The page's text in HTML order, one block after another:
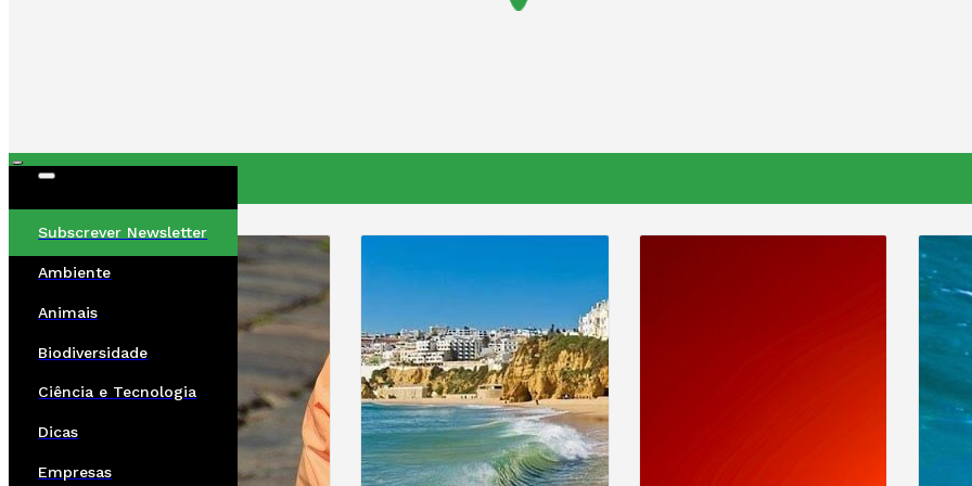
Subscrever Newsletter
Ambiente
Animais
Biodiversidade
Ciência e Tecnologia
Dicas
Empresas